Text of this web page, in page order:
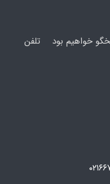
خواهیم بود تلفن